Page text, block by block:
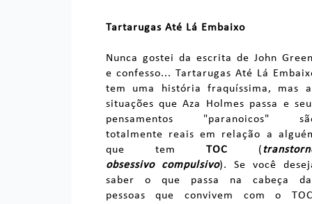
Tartarugas Até Lá Embaixo
Nunca gostei da escrita de John
e confesso... Tartarugas Até Lá
tem uma história fraquíssima, mas
situações que Aza Holmes passa e
pensamentos "paranoicos"
totalmente reais em relação a
que tem TOC (
obsessivo compulsivo). Se você
saber o que passa na cabeça
pessoas que convivem com o